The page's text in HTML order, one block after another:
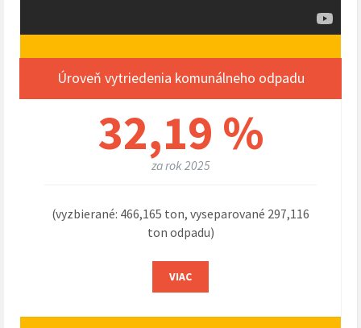
Úroveň vytriedenia komunálneho odpadu
32,19 %
za rok 2025
(vyzbierané: 466,165 ton, vyseparované 297,116
ton odpadu)
VIAC